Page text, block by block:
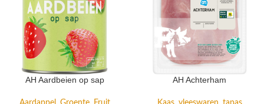
AH Aardbeien op sap AH Achterham